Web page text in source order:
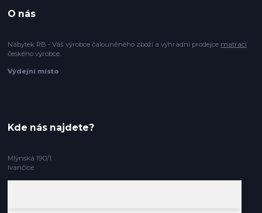
O nás
Nábytek RB - Váš výrobce čalouněného zboží a výhradní prodejce matrací
českého výrobce.
Výdejní místo
Kde nás najdete?
Mlýnská 190/1
Ivančice